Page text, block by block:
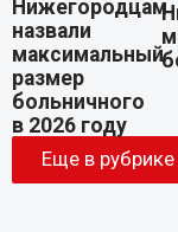
Еще в рубрике